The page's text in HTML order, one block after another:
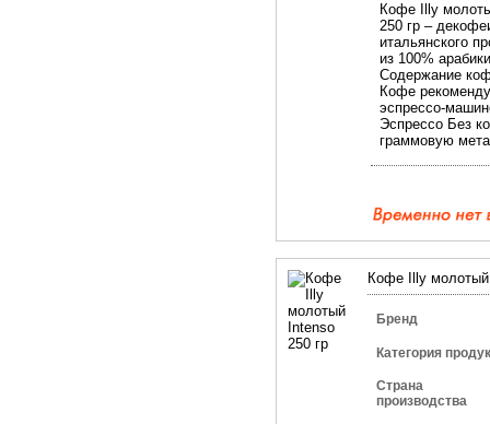
Кофе Illy
250 гр –
итальянского
из 100%
Содержание
Кофе
эспрессо-
Эспрессо Без
граммовую
Кофе Illy молотый
Бренд
Категория
Страна
производства